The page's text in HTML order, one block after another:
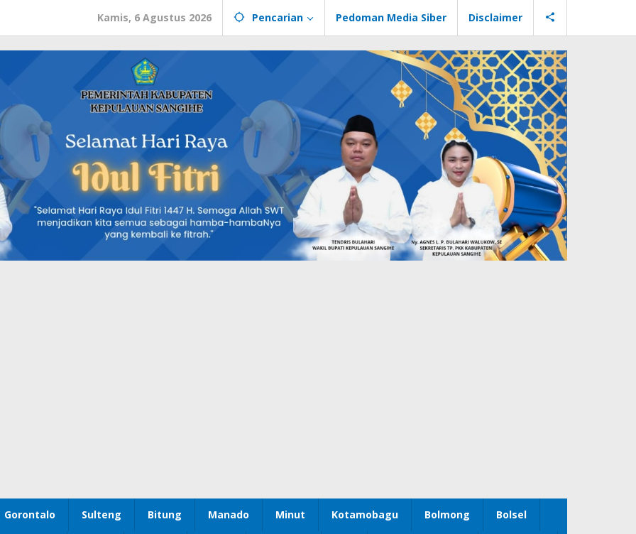
Kamis, 6 Agustus 2026 Pencarian Pedoman Media Siber Disclaimer
Gorontalo Sulteng Bitung Manado Minut Kotamobagu Bolmong Bolsel